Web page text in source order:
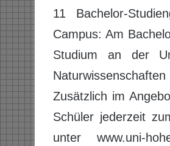
11 Bachelor-
Campus: Am
Studium an der
Zusätzlich im
Schüler jederzeit
unter www.uni-